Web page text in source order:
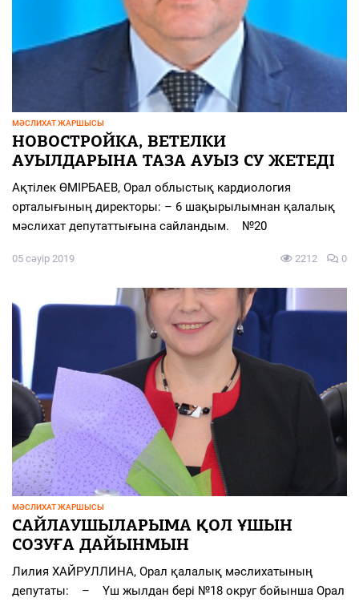
МӘСЛИХАТ ЖАРШЫСЫ
НОВОСТРОЙКА, ВЕТЕЛКИ
АУЫЛДАРЫНА ТАЗА АУЫЗ СУ ЖЕТЕДІ
Ақтілек ӨМІРБАЕВ, Орал облыстық кардиология
орталығының директоры: – 6 шақырылымнан қалалық
мәслихат депутаттығына сайландым. №20
05 сәуір 2019 2212 0
МӘСЛИХАТ ЖАРШЫСЫ
САЙЛАУШЫЛАРЫМА ҚОЛ ҰШЫН
СОЗУҒА ДАЙЫНМЫН
Лилия ХАЙРУЛЛИНА, Орал қалалық мәслихатының
депутаты: – Үш жылдан бері №18 округ бойынша Орал